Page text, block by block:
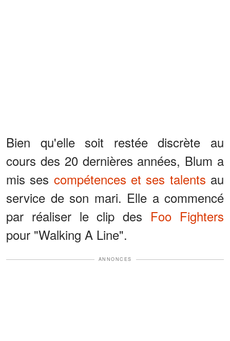
Bien qu'elle soit restée discrète au
cours des 20 dernières années, Blum a
mis ses compétences et ses talents au
service de son mari. Elle a commencé
par réaliser le clip des Foo Fighters
pour "Walking A Line".
ANNONCES